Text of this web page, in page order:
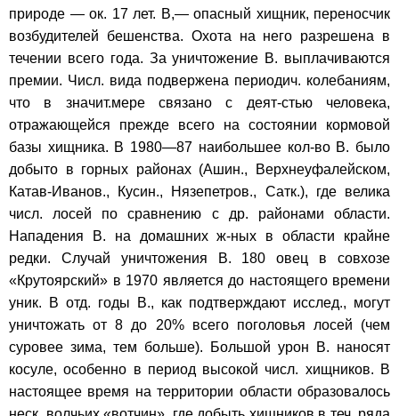
природе — ок. 17 лет. В,— опасный хищник, переносчик
возбудителей бешенства. Охота на него разрешена в
течении всего года. За уничтожение В. выплачиваются
премии. Числ. вида подвержена периодич. колебаниям,
что в значит.мере связано с деят-стью человека,
отражающейся прежде всего на состоянии кормовой
базы хищника. В 1980—87 наибольшее кол-во В. было
добыто в горных районах (Ашин., Верхнеуфалейском,
Катав-Иванов., Кусин., Нязепетров., Сатк.), где велика
числ. лосей по сравнению с др. районами области.
Нападения В. на домашних ж-ных в области крайне
редки. Случай уничтожения В. 180 овец в совхозе
«Крутоярский» в 1970 является до настоящего времени
уник. В отд. годы В., как подтверждают исслед., могут
уничтожать от 8 до 20% всего поголовья лосей (чем
суровее зима, тем больше). Большой урон В. наносят
косуле, особенно в период высокой числ. хищников. В
настоящее время на территории области образовалось